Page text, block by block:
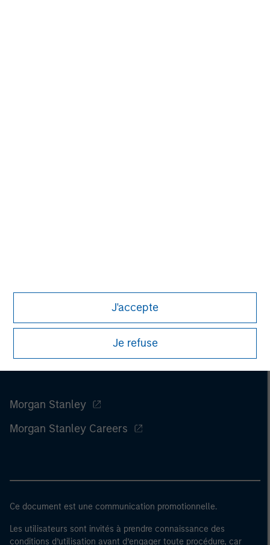
J'accepte
Je refuse
Morgan Stanley
Morgan Stanley Careers
Ce document est une communication promotionnelle.
Les utilisateurs sont invités à prendre connaissance des
conditions d’utilisation avant d’engager toute procédure, car